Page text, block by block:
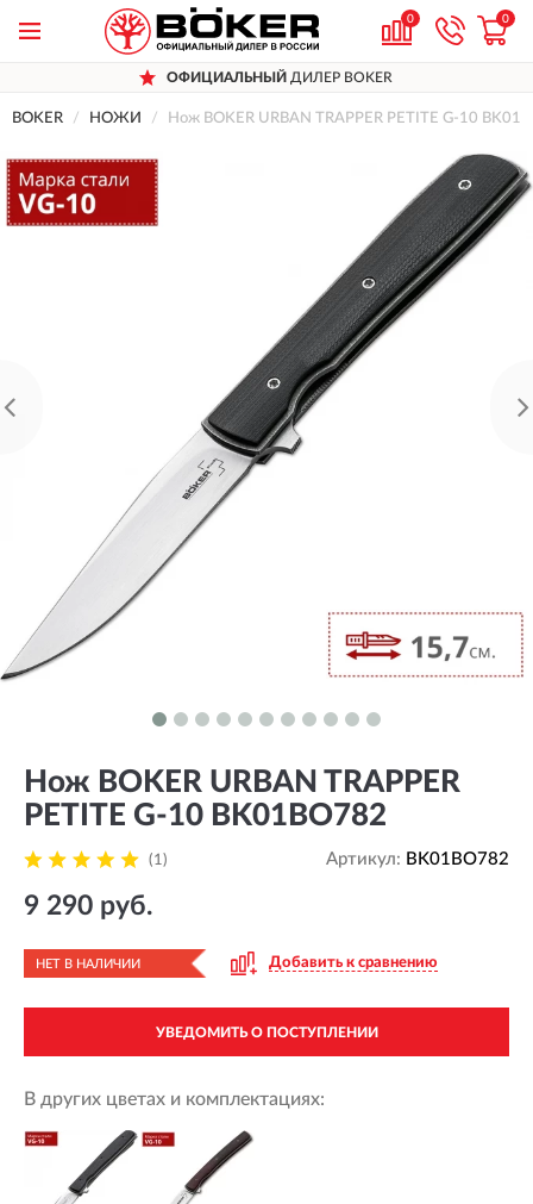
0 0
ОФИЦИАЛЬНЫЙ ДИЛЕР BOKER
BOKER НОЖИ Нож BOKER URBAN TRAPPER PETITE G-10
Нож BOKER URBAN TRAPPER
PETITE G-10 BK01BO782
(1) Артикул: BK01BO782
9 290 руб.
НЕТ В НАЛИЧИИ Добавить к сравнению
УВЕДОМИТЬ О ПОСТУПЛЕНИИ
В других цветах и комплектациях: